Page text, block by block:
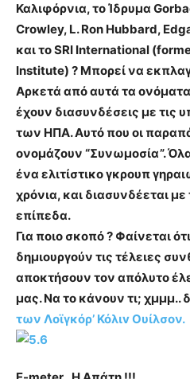
Καλιφόρνια, το Ίδρυμα
Crowley, L. Ron Hubbard,
και το SRI International
Institute) ? Μπορεί να
Αρκετά από αυτά τα
έχουν διασυνδέσεις με τις
των ΗΠΑ. Αυτό που οι
ονομάζουν “Συνωμοσία”.
ένα ελιτίστικο γκρουπ
χρόνια, και διασυνδέεται
επίπεδα.
Για ποιο σκοπό ? Φαίνεται
δημιουργούν τις τέλειες
αποκτήσουν τον απόλυτο
μας. Να το κάνουν τι; χμμμ..
των Λοϊγκόρ’ Κόλιv Ουίλσον.